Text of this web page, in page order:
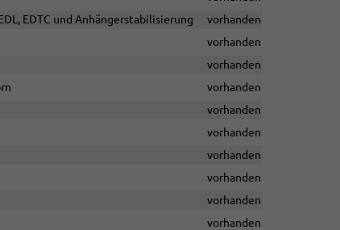
EDTC und Anhängerstabilisierung
vorhanden
vorhanden
vorhanden
vorhanden
vorhanden
vorhanden
vorhanden
vorhanden
vorhanden
vorhanden